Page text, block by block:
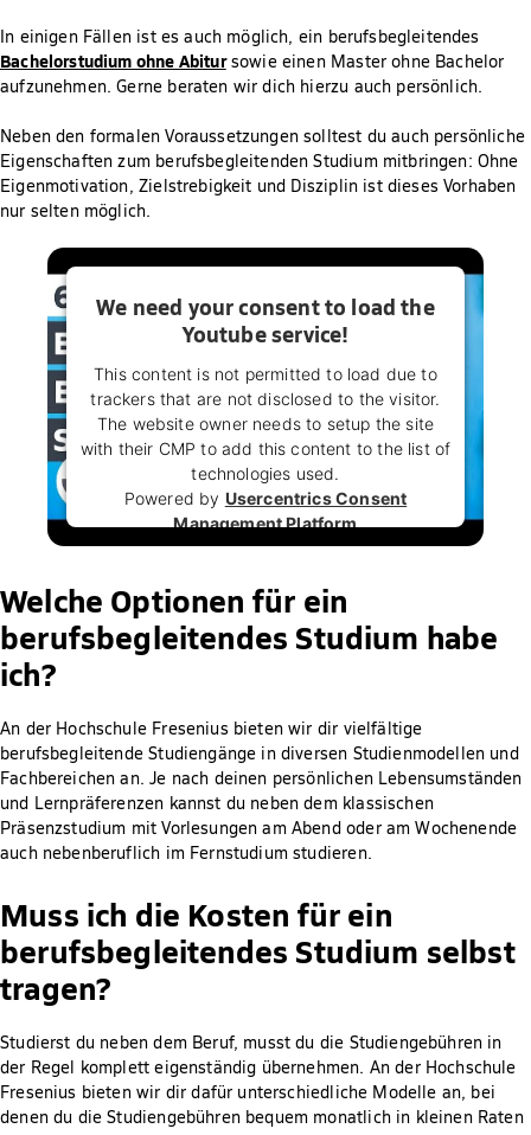
In einigen Fällen ist es auch möglich, ein berufsbegleitendes
Bachelorstudium ohne Abitursowie einen Master ohne Bachelor
aufzunehmen. Gerne beraten wir dich hierzu auch persönlich.
Neben den formalen Voraussetzungen solltest du auch persönliche
Eigenschaften zum berufsbegleitenden Studium mitbringen: Ohne
Eigenmotivation, Zielstrebigkeit und Disziplin ist dieses Vorhaben
nur selten möglich.
We need your consent to load the
Youtube service!
This content is not permitted to load due to
trackers that are not disclosed to the visitor.
The website owner needs to setup the site
with their CMP to add this content to the list of
technologies used.
Powered by Usercentrics Consent
Management Platform
Welche Optionen für ein
berufsbegleitendes Studium habe
ich?
An der Hochschule Fresenius bieten wir dir vielfältige
berufsbegleitende Studiengänge in diversen Studienmodellen und
Fachbereichen an. Je nach deinen persönlichen Lebensumständen
und Lernpräferenzen kannst du neben dem klassischen
Präsenzstudium mit Vorlesungen am Abend oder am Wochenende
auch nebenberuflich im Fernstudium studieren.
Muss ich die Kosten für ein
berufsbegleitendes Studium selbst
tragen?
Studierst du neben dem Beruf, musst du die Studiengebühren in
der Regel komplett eigenständig übernehmen. An der Hochschule
Fresenius bieten wir dir dafür unterschiedliche Modelle an, bei
denen du die Studiengebühren bequem monatlich in kleinen Raten